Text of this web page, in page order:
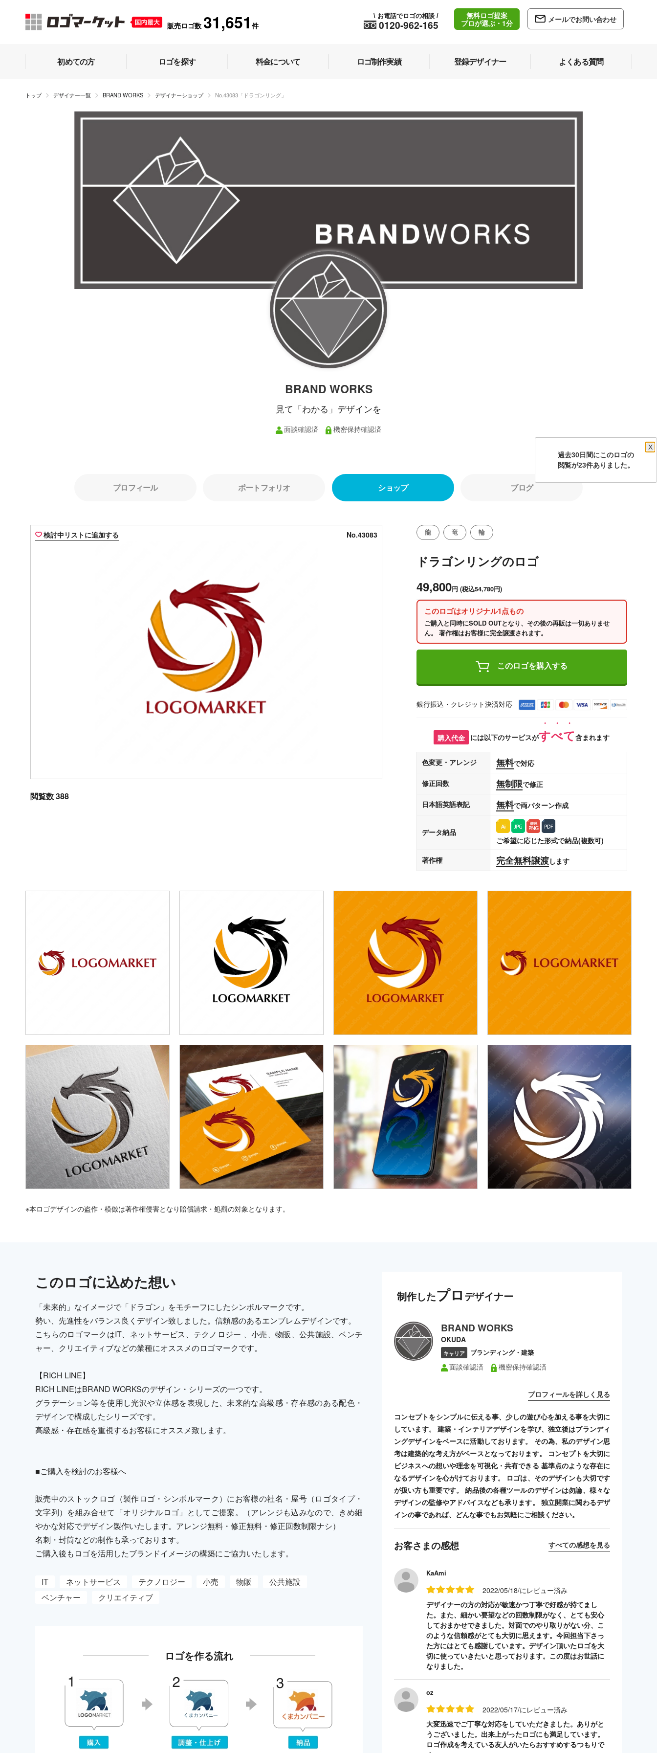
販売ロゴ数 31,651 件 0120-962-165
\ お電話でロゴの相談 /
無料ロゴ提案
プロが選ぶ・1分
メールでお問い合わせ
初めての方 ロゴを探す 料金について ロゴ制作実績 登録デザイナー よくある質問
トップ デザイナー一覧 BRAND WORKS デザイナーショップ No.43083「ドラゴンリング」
BRAND WORKS
見て「わかる」デザインを
面談確認済 機密保持確認済
プロフィール ポートフォリオ ショップ ブログ
検討中リストに追加する No.43083
閲覧数 388
龍 竜 輪
ドラゴンリングのロゴ
49,800円 (税込54,780円)
このロゴはオリジナル1点もの
ご購入と同時にSOLD OUTとなり、その後の再販は一切ありませ
ん。 著作権はお客様に完全譲渡されます。
このロゴを購入する
銀行振込・クレジット決済対応
購入代金 には以下のサービスがすべて含まれます
色変更・アレンジ 無料で対応
修正回数 無制限で修正
日本語英語表記 無料で両パターン作成
データ納品
ご希望に応じた形式で納品(複数可)
著作権
完全無料譲渡します
※本ロゴデザインの盗作・模倣は著作権侵害となり賠償請求・処罰の対象となります。
このロゴに込めた想い
「未来的」なイメージで「ドラゴン」をモチーフにしたシンボルマークです。
勢い、先進性をバランス良くデザイン致しました。信頼感のあるエンブレムデザインです。
こちらのロゴマークはIT、ネットサービス、テクノロジー 、小売、物販、公共施設、ベンチ
ャー、クリエイティブなどの業種にオススメのロゴマークです。
【RICH LINE】
RICH LINEはBRAND WORKSのデザイン・シリーズの一つです。
グラデーション等を使用し光沢や立体感を表現した、未来的な高級感・存在感のある配色・
デザインで構成したシリーズです。
高級感・存在感を重視するお客様にオススメ致します。
■ご購入を検討のお客様へ
販売中のストックロゴ（製作ロゴ・シンボルマーク）にお客様の社名・屋号（ロゴタイプ・
文字列）を組み合せて「オリジナルロゴ」としてご提案。（アレンジも込みなので、きめ細
やかな対応でデザイン製作いたします。アレンジ無料・修正無料・修正回数制限ナシ）
名刺・封筒などの制作も承っております。
ご購入後もロゴを活用したブランドイメージの構築にご協力いたします。
IT ネットサービス テクノロジー 小売 物販
公共施設
ベンチャー
クリエイティブ
ロゴを作る流れ
制作したプロ デザイナー
BRAND WORKS
OKUDA
キャリア ブランディング・建築
面談確認済 機密保持確認済
プロフィールを詳しく見る
コンセプトをシンプルに伝える事、少しの遊び心を加える事を大切に
しています。 建築・インテリアデザインを学び、独立後はブランディ
ングデザインをベースに活動しております。 その為、私のデザイン思
考は建築的な考え方がベースとなっております。 コンセプトを大切に
ビジネスへの想いや理念を可視化・共有できる 基準点のような存在に
なるデザインを心がけております。 ロゴは、そのデザインも大切です
が扱い方も重要です。 納品後の各種ツールのデザインは勿論、様々な
デザインの監修やアドバイスなども承ります。 独立開業に関わるデザ
インの事であれば、どんな事でもお気軽にご相談ください。
お客さまの感想 すべての感想を見る
KaAmi
2022/05/18/にレビュー済み
デザイナーの方の対応が敏速かつ丁寧で好感が持てまし
た。また、細かい要望などの回数制限がなく、とても安心
しておまかせできました。対面でのやり取りがない分、こ
のような信頼感がとても大切に思えます。今回担当下さっ
た方にはとても感謝しています。デザイン頂いたロゴを大
切に使っていきたいと思っております。この度はお世話に
なりました。
oz
2022/05/17/にレビュー済み
大変迅速でご丁寧な対応をしていただきました。ありがと
うございました。出来上がったロゴにも満足しています。
ロゴ作成を考えている友人がいたらおすすめするつもりで
過去30日間にこのロゴの
X
閲覧が23件ありました。